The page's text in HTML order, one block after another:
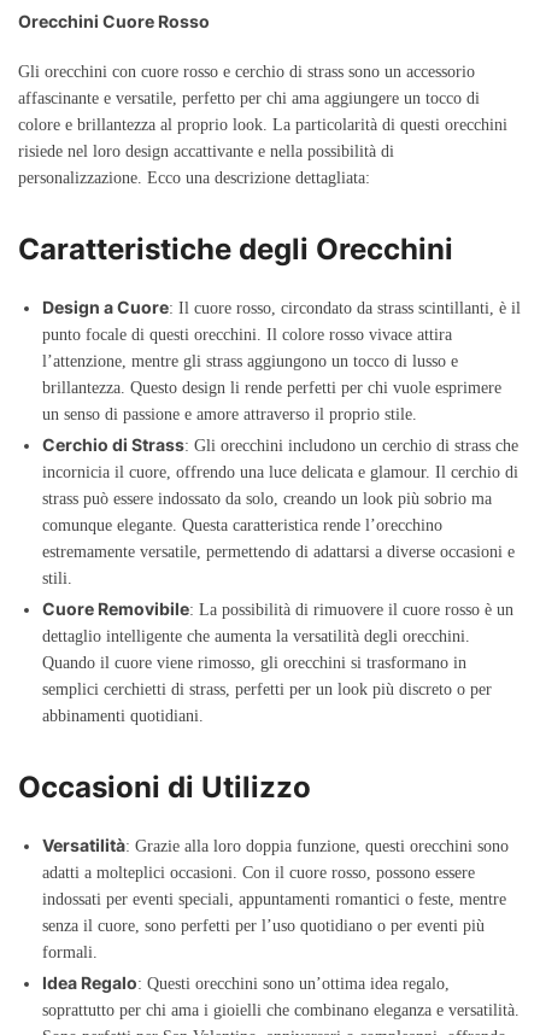
Orecchini Cuore Rosso
Gli orecchini con cuore rosso e cerchio di strass sono un accessorio
affascinante e versatile, perfetto per chi ama aggiungere un tocco di
colore e brillantezza al proprio look. La particolarità di questi orecchini
risiede nel loro design accattivante e nella possibilità di
personalizzazione. Ecco una descrizione dettagliata:
Caratteristiche degli Orecchini
Design a Cuore: Il cuore rosso, circondato da strass scintillanti, è il
punto focale di questi orecchini. Il colore rosso vivace attira
l’attenzione, mentre gli strass aggiungono un tocco di lusso e
brillantezza. Questo design li rende perfetti per chi vuole esprimere
un senso di passione e amore attraverso il proprio stile.
Cerchio di Strass: Gli orecchini includono un cerchio di strass che
incornicia il cuore, offrendo una luce delicata e glamour. Il cerchio di
strass può essere indossato da solo, creando un look più sobrio ma
comunque elegante. Questa caratteristica rende l’orecchino
estremamente versatile, permettendo di adattarsi a diverse occasioni e
stili.
Cuore Removibile: La possibilità di rimuovere il cuore rosso è un
dettaglio intelligente che aumenta la versatilità degli orecchini.
Quando il cuore viene rimosso, gli orecchini si trasformano in
semplici cerchietti di strass, perfetti per un look più discreto o per
abbinamenti quotidiani.
Occasioni di Utilizzo
Versatilità: Grazie alla loro doppia funzione, questi orecchini sono
adatti a molteplici occasioni. Con il cuore rosso, possono essere
indossati per eventi speciali, appuntamenti romantici o feste, mentre
senza il cuore, sono perfetti per l’uso quotidiano o per eventi più
formali.
Idea Regalo: Questi orecchini sono un’ottima idea regalo,
soprattutto per chi ama i gioielli che combinano eleganza e versatilità.